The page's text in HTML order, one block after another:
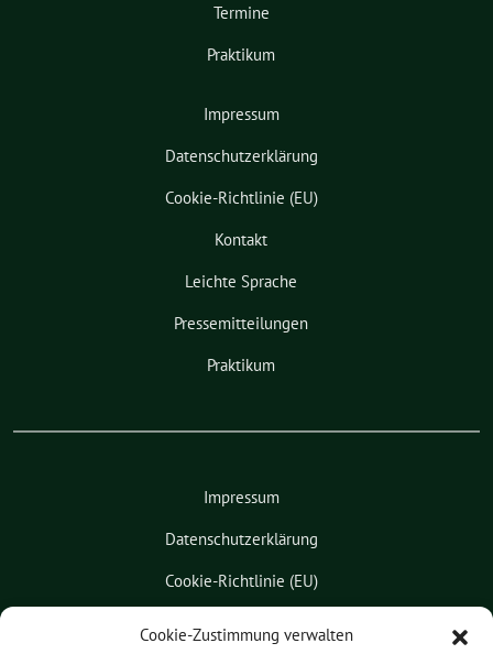
Cookie-Zustimmung verwalten
Termine
Praktikum
Impressum
Datenschutzerklärung
Cookie-Richtlinie (EU)
Kontakt
Leichte Sprache
Pressemitteilungen
Praktikum
Impressum
Datenschutzerklärung
Cookie-Richtlinie (EU)